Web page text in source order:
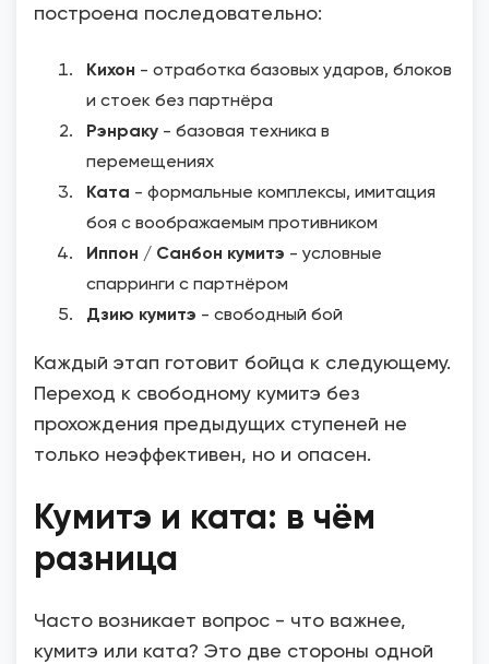
построена последовательно:
Кихон - отработка базовых ударов, блоков
и стоек без партнёра
Рэнраку - базовая техника в
перемещениях
Ката - формальные комплексы, имитация
боя с воображаемым противником
Иппон / Санбон кумитэ - условные
спарринги с партнёром
Дзию кумитэ - свободный бой
Каждый этап готовит бойца к следующему.
Переход к свободному кумитэ без
прохождения предыдущих ступеней не
только неэффективен, но и опасен.
Кумитэ и ката: в чём
разница
Часто возникает вопрос - что важнее,
кумитэ или ката? Это две стороны одной